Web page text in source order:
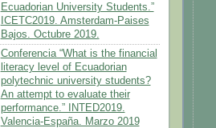
Ecuadorian University Students.”
ICETC2019. Amsterdam-Paises
Bajos. Octubre 2019.
Conferencia “What is the financial
literacy level of Ecuadorian
polytechnic university students?
An attempt to evaluate their
performance.” INTED2019.
Valencia-España. Marzo 2019